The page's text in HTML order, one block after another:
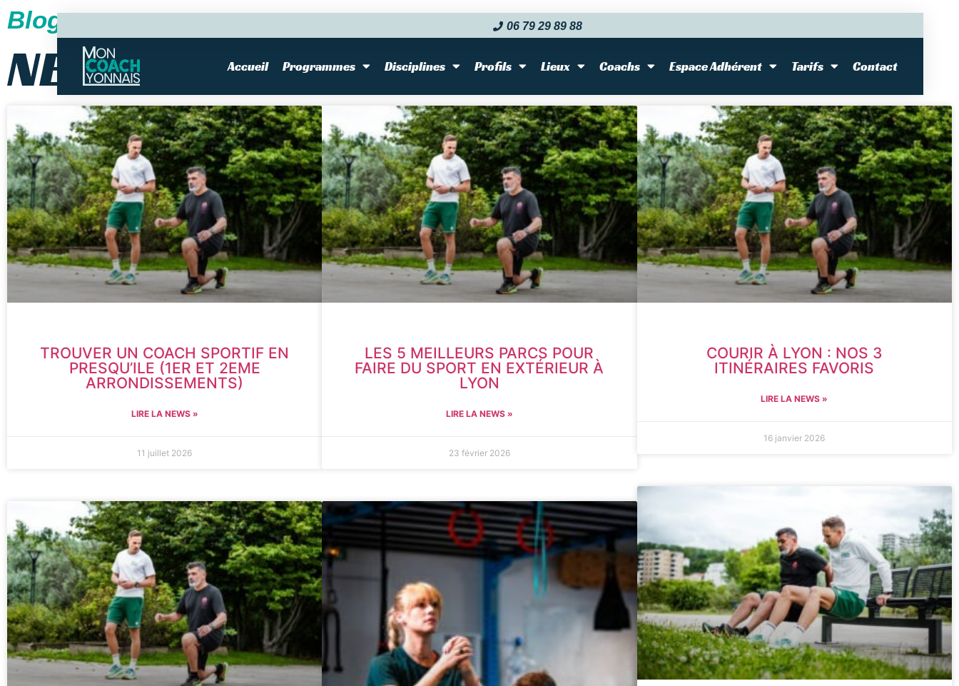
06 79 29 89 88‬
Accueil Programmes Disciplines Profils Lieux Coachs Espace Adhérent Tarifs Contact
Blog
NEWS
TROUVER UN COACH SPORTIF EN
PRESQU’ILE (1ER ET 2EME
ARRONDISSEMENTS)
LIRE LA NEWS »
11 juillet 2026
LES 5 MEILLEURS PARCS POUR
FAIRE DU SPORT EN EXTÉRIEUR À
LYON
LIRE LA NEWS »
23 février 2026
COURIR À LYON : NOS 3
ITINÉRAIRES FAVORIS
LIRE LA NEWS »
16 janvier 2026